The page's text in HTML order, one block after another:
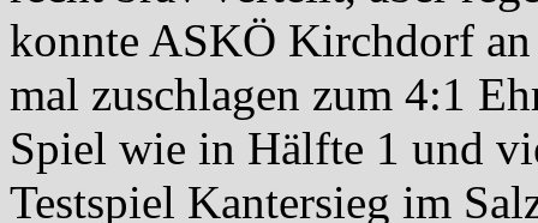
konnte ASKÖ Kirchdorf
mal zuschlagen zum 4:1
Spiel wie in Hälfte 1 und
Testspiel Kantersieg im